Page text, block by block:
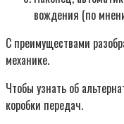
вождения (по
С преимуществами
механике.
Чтобы узнать об
коробки передач.